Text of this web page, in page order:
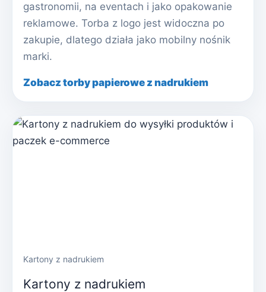
gastronomii, na eventach i jako opakowanie
reklamowe. Torba z logo jest widoczna po
zakupie, dlatego działa jako mobilny nośnik
marki.
Zobacz torby papierowe z nadrukiem
Kartony z nadrukiem
Kartony z nadrukiem